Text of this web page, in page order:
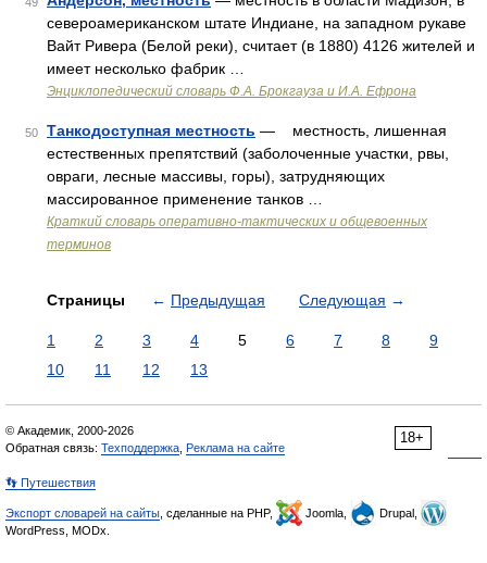
североамериканском штате Индиане, на западном рукаве
Вайт Ривера (Белой реки), считает (в 1880) 4126 жителей и
имеет несколько фабрик …
Энциклопедический словарь Ф.А. Брокгауза и И.А. Ефрона
50 Танкодоступная местность — местность, лишенная
естественных препятствий (заболоченные участки, рвы,
овраги, лесные массивы, горы), затрудняющих
массированное применение танков …
Краткий словарь оперативно-тактических и общевоенных
терминов
Страницы ← Предыдущая Следующая →
1 2 3 4 5 6 7 8
9
10
11 12 13
18+
© Академик, 2000-2026
Обратная связь: Техподдержка Реклама на сайте
👣 Путешествия
Экспорт словарей на сайты , сделанные на PHP, Joomla,
Drupal,
WordPress, MODx.